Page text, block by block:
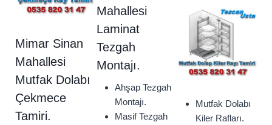
Mimar Sinan
Mahallesi
Mutfak Dolabı
Çekmece
Tamiri.
Mahallesi
Laminat
Tezgah
Montajı.
Ahşap Tezgah
Montajı.
Masif Tezgah
Mutfak Dolabı
Kiler Rafları.